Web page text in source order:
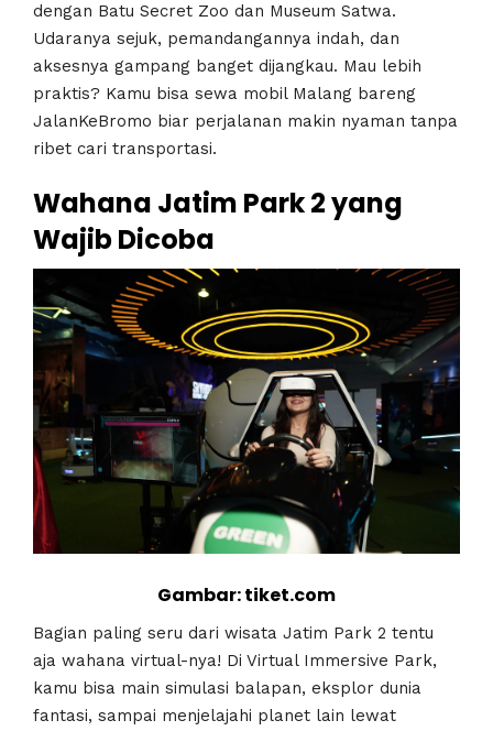
dengan Batu Secret Zoo dan Museum Satwa.
Udaranya sejuk, pemandangannya indah, dan
aksesnya gampang banget dijangkau. Mau lebih
praktis? Kamu bisa sewa mobil Malang bareng
JalanKeBromo biar perjalanan makin nyaman tanpa
ribet cari transportasi.
Wahana Jatim Park 2 yang
Wajib Dicoba
Gambar: tiket.com
Bagian paling seru dari wisata Jatim Park 2 tentu
aja wahana virtual-nya! Di Virtual Immersive Park,
kamu bisa main simulasi balapan, eksplor dunia
fantasi, sampai menjelajahi planet lain lewat